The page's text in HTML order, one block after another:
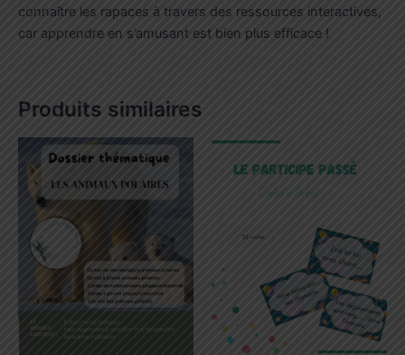
connaître les rapaces à travers des ressources interactives,
car apprendre en s’amusant est bien plus efficace !
Produits similaires